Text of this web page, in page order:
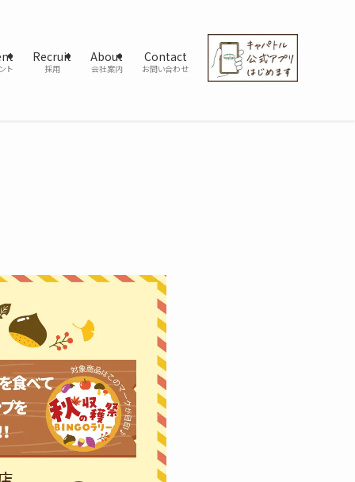
ト
Recruit
採用
About
会社案内
Contact
お問い合わせ